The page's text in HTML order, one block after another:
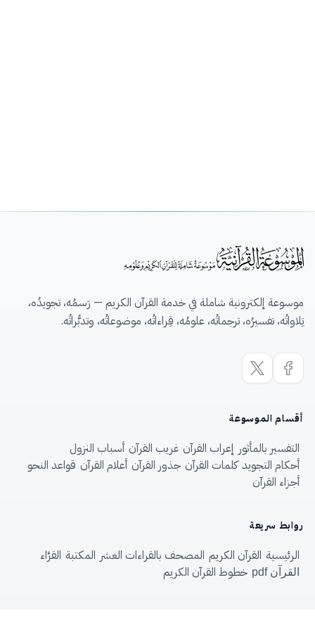
موسوعة إلكترونية شاملة في خدمة القرآن الكريم — رَسمُه، تجويدُه،
تِلاواتُه، تفسيرُه، ترجماتُه، علومُه، قِراءاتُه، موضوعاتُه، وتدبُّراتُه.
أقسام الموسوعة
التفسير بالمأثور إعراب القرآن غريب القرآن أسباب النزول
أحكام التجويد كلمات القرآن جذور القرآن أعلام القرآن قواعد النحو
أجزاء القرآن
روابط سريعة
الرئيسية القرآن الكريم المصحف بالقراءات العشر المكتبة القرَّاء
القرآن pdf خطوط القرآن الكريم